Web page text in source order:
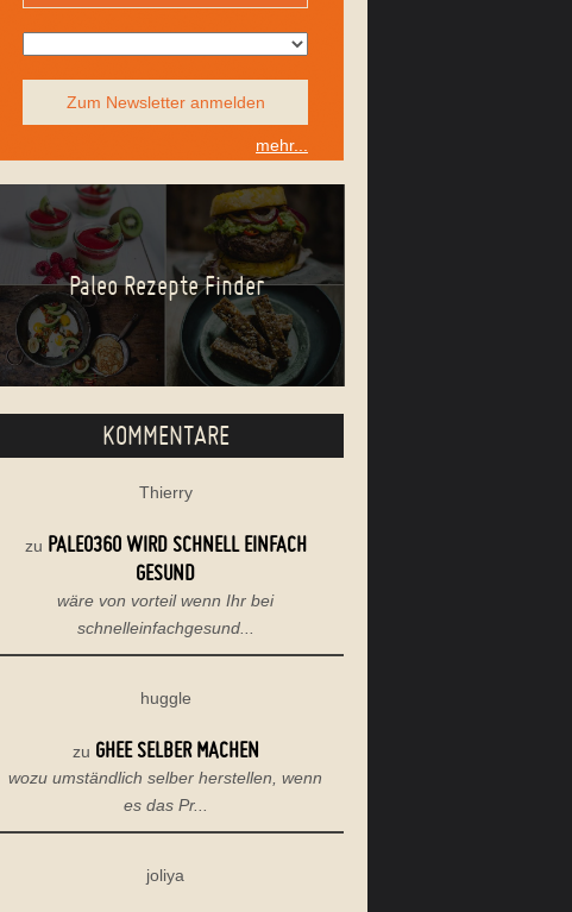
Zum Newsletter anmelden
mehr...
Paleo Rezepte Finder
KOMMENTARE
Thierry
zu PALEO360 WIRD SCHNELL EINFACH
GESUND
wäre von vorteil wenn Ihr bei
schnelleinfachgesund...
huggle
zu GHEE SELBER MACHEN
wozu umständlich selber herstellen, wenn
es das Pr...
joliya